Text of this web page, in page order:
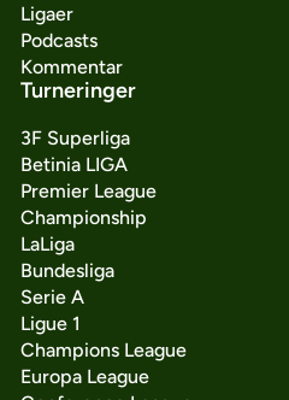
Ligaer
Podcasts
Kommentar
Turneringer
3F Superliga
Betinia LIGA
Premier League
Championship
LaLiga
Bundesliga
Serie A
Ligue 1
Champions League
Europa League